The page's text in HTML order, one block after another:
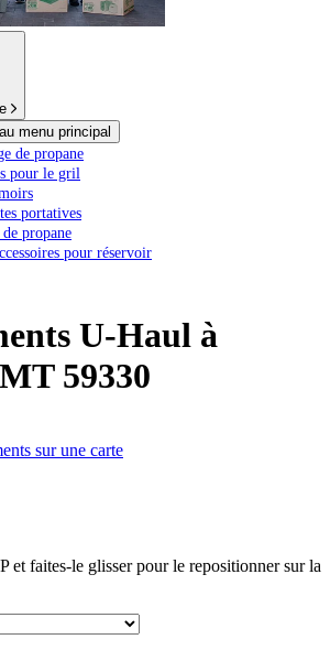
menu principal
de propane
pour le gril
portatives
propane
pour réservoir
U-Haul à
59330
sur une carte
et faites-le glisser pour le repositionner sur la